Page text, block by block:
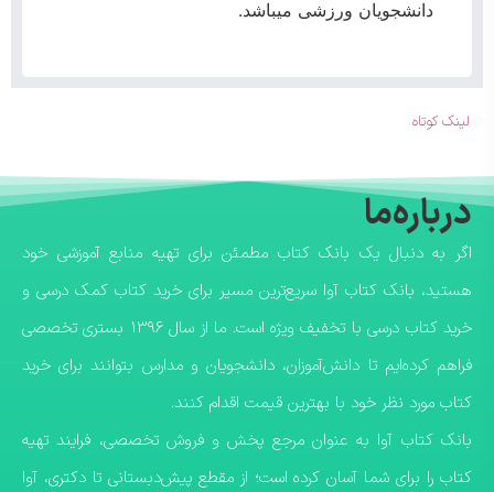
دانشجویان ورزشی میباشد.
لینک کوتاه
درباره‌ما
اگر به دنبال یک بانک کتاب مطمئن برای تهیه منابع آموزشی خود
هستید، بانک کتاب آوا سریع‌ترین مسیر برای خرید کتاب کمک درسی و
خرید کتاب درسی با تخفیف ویژه است. ما از سال ۱۳۹۶ بستری تخصصی
فراهم کرده‌ایم تا دانش‌آموزان، دانشجویان و مدارس بتوانند برای خرید
کتاب مورد نظر خود با بهترین قیمت اقدام کنند.
​بانک کتاب آوا به عنوان مرجع پخش و فروش تخصصی، فرایند تهیه
کتاب را برای شما آسان کرده است؛ از مقطع پیش‌دبستانی تا دکتری، آوا